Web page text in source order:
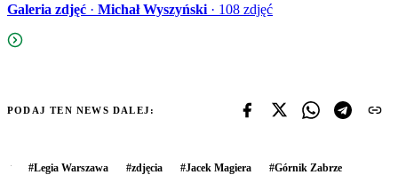
Galeria zdjęć · Michał Wyszyński · 108 zdjęć
PODAJ TEN NEWS DALEJ:
#Legia Warszawa #zdjęcia #Jacek Magiera #Górnik Zabrze